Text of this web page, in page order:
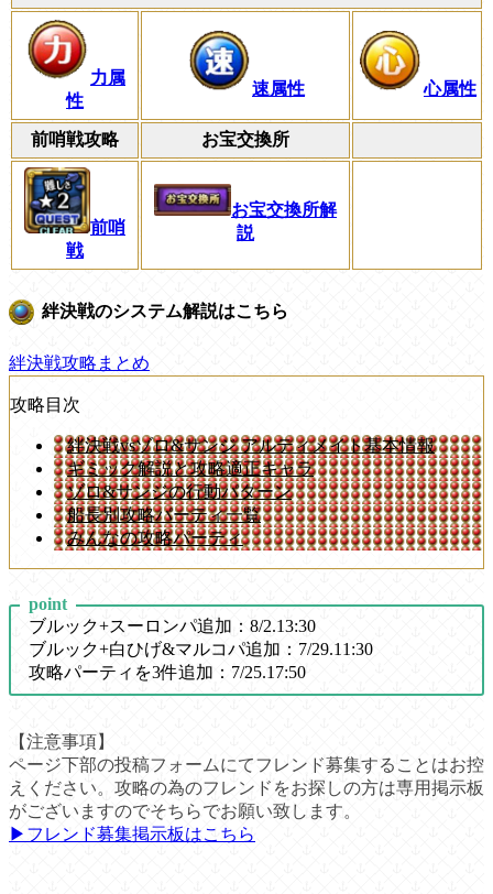
力属
性
速属性 心属性
前哨戦攻略 お宝交換所
前哨
戦
お宝交換所解
説
絆決戦のシステム解説はこちら
絆決戦攻略まとめ
攻略目次
絆決戦vsゾロ&サンジ アルティメイト基本情報
ギミック解説と攻略適正キャラ
ゾロ&サンジの行動パターン
船長別攻略パーティ一覧
みんなの攻略パーティ
point
ブルック+スーロンパ追加 ： 8/2.13:30
ブルック+白ひげ&マルコパ追加 ： 7/29.11:30
攻略パーティを3件追加 ： 7/25.17:50
【注意事項】
ページ下部の投稿フォームにてフレンド募集することはお控
えください。攻略の為のフレンドをお探しの方は専用掲示板
がございますのでそちらでお願い致します。
▶︎フレンド募集掲示板はこちら